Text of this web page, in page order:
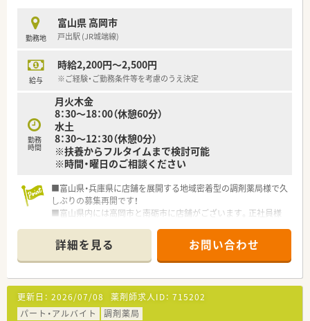
勤務地
富山県 高岡市
戸出駅 (JR城端線)
給与
時給2,200円～2,500円
※ご経験・ご勤務条件等を考慮のうえ決定
勤務
時間
月火木金
8：30～18：00（休憩60分）
水土
8：30～12：30（休憩0分）
※扶養からフルタイムまで検討可能
※時間・曜日のご相談ください
■富山県・兵庫県に店舗を展開する地域密着型の調剤薬局様で久
しぶりの募集再開です！
■富山県内には高岡市と南砺市に店舗がございます。正社員様
詳細を見る お問い合わせ
更新日： 2026/07/08 薬剤師求人ID： 715202
パート・アルバイト
調剤薬局